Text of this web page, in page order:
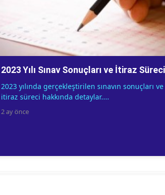
2023 Yılı Sınav Sonuçları ve İtiraz Süreci
2023 yılında gerçekleştirilen sınavın sonuçları ve
itiraz süreci hakkında detaylar....
2 ay önce